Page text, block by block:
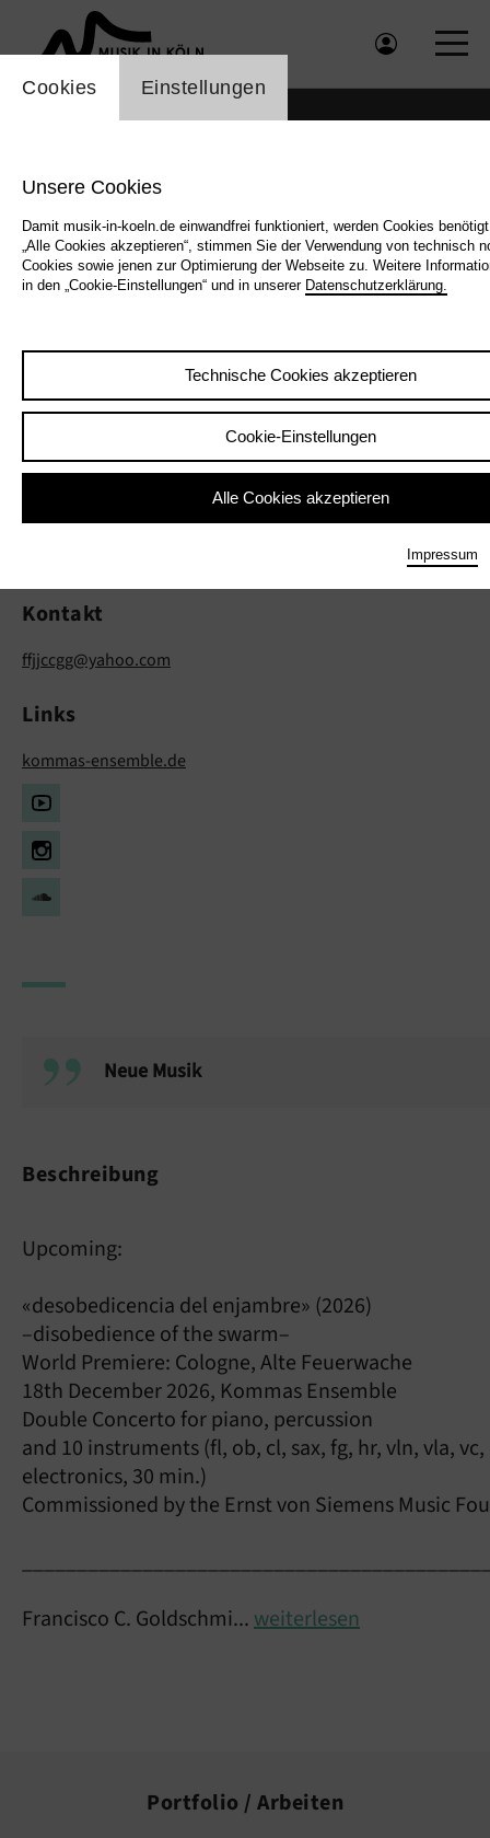
Einstellung Cookienbanner
Cookies Einstellungen
Unsere Cookies
Damit musik-in-koeln.de einwandfrei funktioniert, werden Cookies
„Alle Cookies akzeptieren“, stimmen Sie der Verwendung von technisch
Cookies sowie jenen zur Optimierung der Webseite zu. Weitere
in den „Cookie-Einstellungen“ und in unserer Datenschutzerklärung.
Technische Cookies akzeptieren
Cookie-Einstellungen
Alle Cookies akzeptieren
Impressum
Francisco C. Goldschmidt
Kontakt
ffjjccgg@yahoo.com
Links
kommas-ensemble.de
Neue Musik
Beschreibung
Upcoming:
«desobedicencia del enjambre» (2026)
–disobedience of the swarm–
World Premiere: Cologne, Alte Feuerwache
18th December 2026, Kommas Ensemble
Double Concerto for piano, percussion
and 10 instruments (fl, ob, cl, sax, fg, hr, vln, vla,
electronics, 30 min.)
Commissioned by the Ernst von Siemens Music
Francisco C. Goldschmi...weiterlesen
Portfolio / Arbeiten